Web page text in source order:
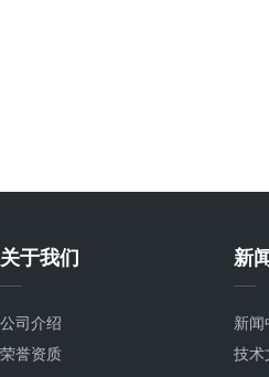
关于我们
公司介绍
荣誉资质
新
新闻
技术